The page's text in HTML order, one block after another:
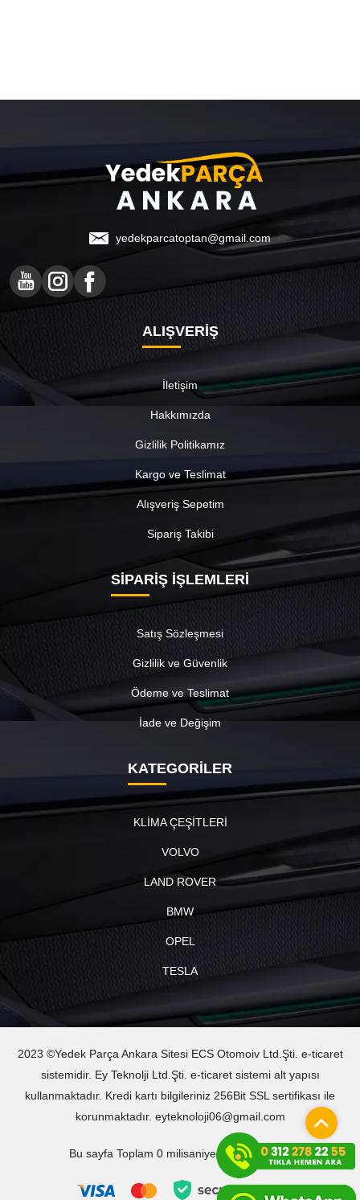
yedekparcatoptan@gmail.com
ALIŞVERİŞ
İletişim
Hakkımızda
Gizlilik Politikamız
Kargo ve Teslimat
Alışveriş Sepetim
Sipariş Takibi
SİPARİŞ İŞLEMLERİ
Satış Sözleşmesi
Gizlilik ve Güvenlik
Ödeme ve Teslimat
İade ve Değişim
KATEGORİLER
KLİMA ÇEŞİTLERİ
VOLVO
LAND ROVER
BMW
OPEL
TESLA
2023 ©Yedek Parça Ankara Sitesi ECS Otomoiv Ltd.Şti. e-ticaret
sistemidir. Ey Teknolji Ltd.Şti. e-ticaret sistemi alt yapısı
kullanmaktadır. Kredi kartı bilgileriniz 256Bit SSL sertifikası ile
korunmaktadır. eyteknoloji06@gmail.com
Bu sayfa Toplam 0 milisaniyede oluşturuldu.